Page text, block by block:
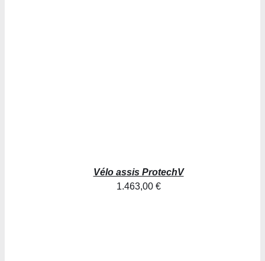
Vélo assis ProtechV
1.463,00 €